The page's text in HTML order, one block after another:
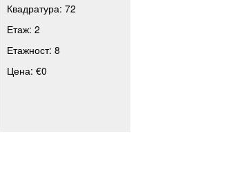
Квадратура:72
Етаж:2
Етажност:8
Цена:€0